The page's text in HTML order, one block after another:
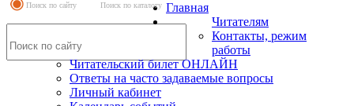
Поиск по сайту Поиск по каталогу Главная
Читателям
Контакты, режим
работы
Читательский билет ОНЛАЙН
Ответы на часто задаваемые вопросы
Личный кабинет